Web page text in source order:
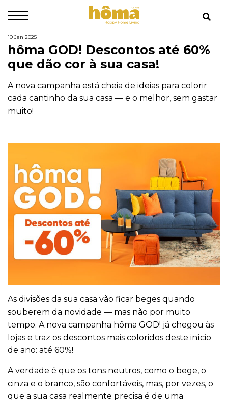
10 Jan 2025
hôma GOD! Descontos até 60%
que dão cor à sua casa!
A nova campanha está cheia de ideias para colorir
cada cantinho da sua casa — e o melhor, sem gastar
muito!
As divisões da sua casa vão ficar beges quando
souberem da novidade — mas não por muito
tempo. A nova campanha hôma GOD! já chegou às
lojas e traz os descontos mais coloridos deste início
de ano: até 60%!
A verdade é que os tons neutros, como o bege, o
cinza e o branco, são confortáveis, mas, por vezes, o
que a sua casa realmente precisa é de uma